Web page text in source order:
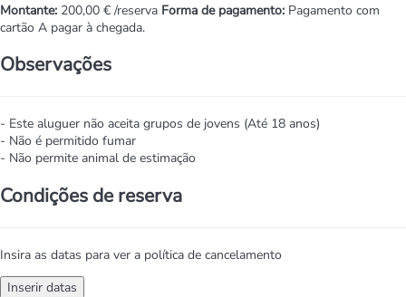
Montante: 200,00 € /reserva Forma de pagamento: Pagamento com
cartão A pagar à chegada.
Observações
- Este aluguer não aceita grupos de jovens (Até 18 anos)
- Não é permitido fumar
- Não permite animal de estimação
Condições de reserva
Insira as datas para ver a política de cancelamento
Inserir datas